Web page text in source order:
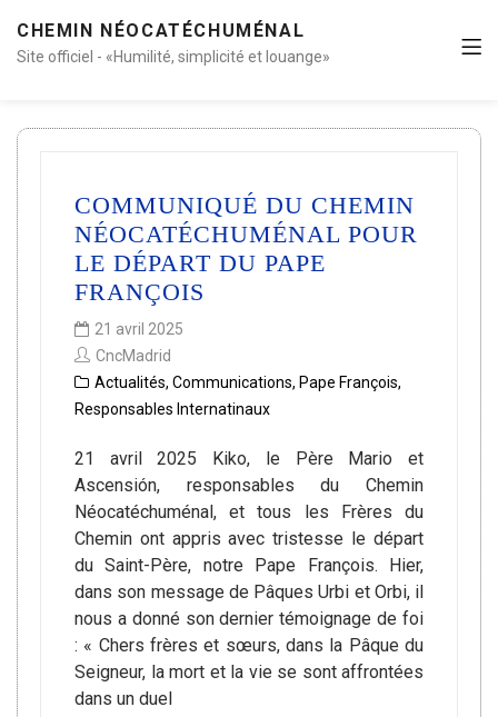
CHEMIN NÉOCATÉCHUMÉNAL
Site officiel - «Humilité, simplicité et louange»
COMMUNIQUÉ DU CHEMIN
NÉOCATÉCHUMÉNAL POUR
LE DÉPART DU PAPE
FRANÇOIS
21 avril 2025
CncMadrid
Actualités, Communications, Pape François,
Responsables Internatinaux
21 avril 2025 Kiko, le Père Mario et
Ascensión, responsables du Chemin
Néocatéchuménal, et tous les Frères du
Chemin ont appris avec tristesse le départ
du Saint-Père, notre Pape François. Hier,
dans son message de Pâques Urbi et Orbi, il
nous a donné son dernier témoignage de foi
: « Chers frères et sœurs, dans la Pâque du
Seigneur, la mort et la vie se sont affrontées
dans un duel